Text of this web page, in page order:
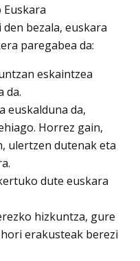
bezala, euskara
paregabea da:
eskaintzea
da.
euskalduna da,
Horrez gain,
ulertzen dutenak eta
dute euskara
hizkuntza, gure
erakusteak berezi